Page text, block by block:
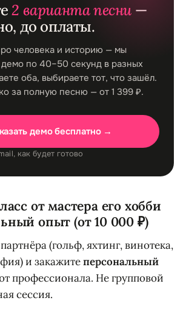
2 варианта песни —
до оплаты.
человека и историю — мы
по 40–50 секунд в разных
оба, выбираете тот, что зашёл.
за полную песню — от 1 399 ₽.
демо бесплатно →
как будет готово
от мастера его хобби
опыт (от 10 000 ₽)
(гольф, яхтинг, винотека,
и закажитеперсональный
профессионала. Не групповой
сессия.